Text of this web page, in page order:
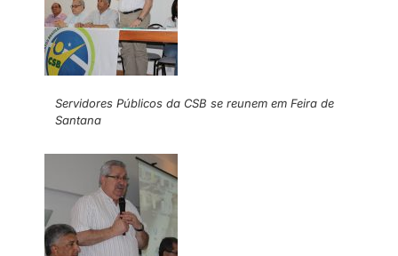
Servidores Públicos da CSB se reunem em Feira de
Santana